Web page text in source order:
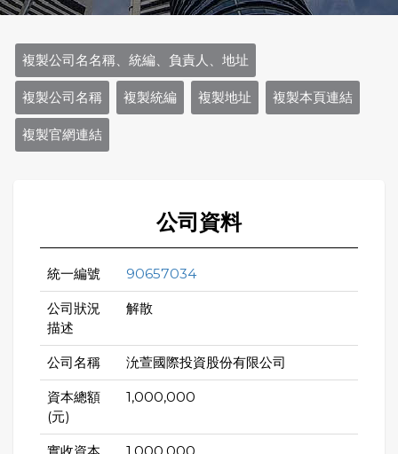
複製公司名名稱、統編、負責人、地址
複製公司名稱 複製統編 複製地址 複製本頁連結
複製官網連結
公司資料
統一編號 90657034
公司狀況
描述
解散
公司名稱 沇萱國際投資股份有限公司
資本總額
(元)
1,000,000